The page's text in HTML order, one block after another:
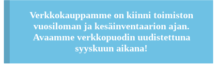
Verkkokauppamme on kiinni toimiston
vuosiloman ja kesäinventaarion ajan.
Avaamme verkkopuodin uudistettuna
syyskuun aikana!